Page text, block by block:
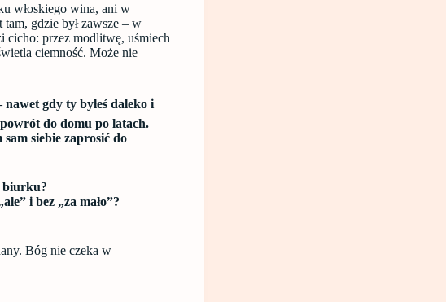
włoskiego wina, ani w
gdzie był zawsze – w
cicho: przez modlitwę, uśmiech
ciemność. Może nie
gdy ty byłeś daleko i
do domu po latach.
siebie zaprosić do
biurku?
i bez „za mało”?
Bóg nie czeka w